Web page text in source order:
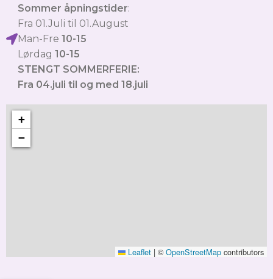
Sommer åpningstider:
Fra 01.Juli til 01.August
Man-Fre 10-15
Lørdag 10-15
STENGT SOMMERFERIE:
Fra 04.juli til og med 18.juli
+
−
Leaflet | © OpenStreetMap contributors